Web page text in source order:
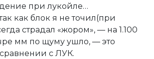
при лукойле…
как блок я не точил(при
страдал «жором», — на 1.100
мм по щуму ушло, — это
с ЛУК.